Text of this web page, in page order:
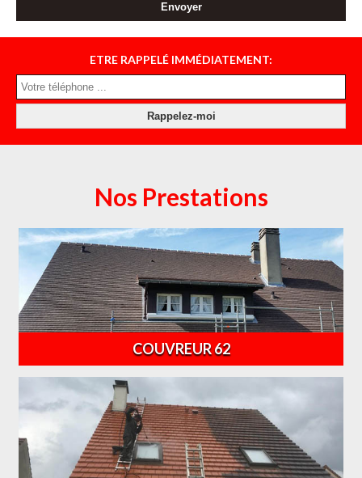
ETRE RAPPELÉ IMMÉDIATEMENT:
Nos Prestations
COUVREUR 62